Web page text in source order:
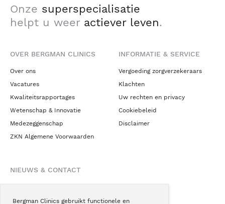
Bergman Clinics gebruikt functionele en
Onze superspecialisatie
helpt u weer actiever leven.
OVER BERGMAN CLINICS
Over ons
Vacatures
Kwaliteitsrapportages
Wetenschap & Innovatie
Medezeggenschap
ZKN Algemene Voorwaarden
INFORMATIE & SERVICE
Vergoeding zorgverzekeraars
Klachten
Uw rechten en privacy
Cookiebeleid
Disclaimer
NIEUWS & CONTACT
Blogs